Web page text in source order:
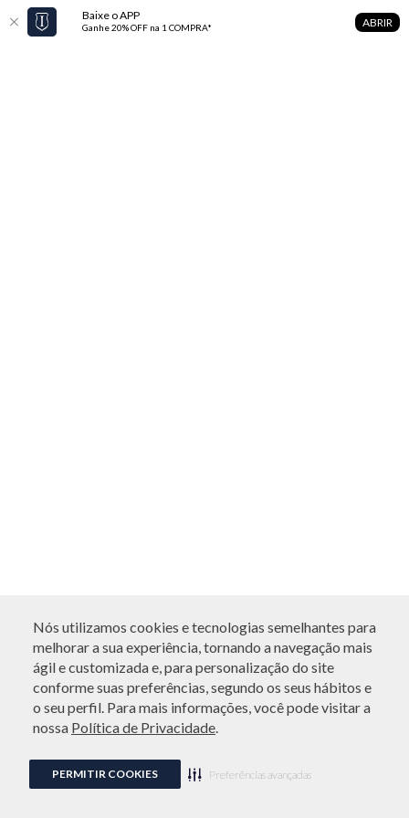
Baixe o APP
Ganhe 20% OFF na 1 COMPRA* ABRIR
Nós utilizamos cookies e tecnologias semelhantes para
melhorar a sua experiência, tornando a navegação mais
ágil e customizada e, para personalização do site
conforme suas preferências, segundo os seus hábitos e
o seu perfil. Para mais informações, você pode visitar a
nossa Política de Privacidade.
PERMITIR COOKIES Preferências avançadas